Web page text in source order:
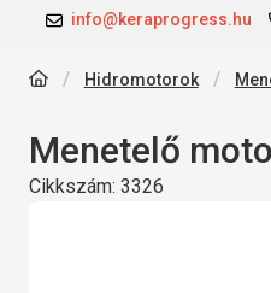
info@keraprogress.hu
Hidromotorok
Menetelő
Cikkszám: 3326